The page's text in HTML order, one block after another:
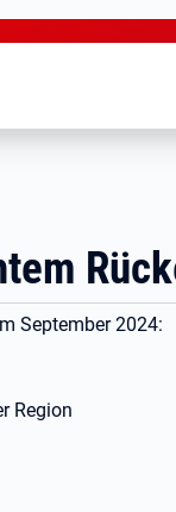
September 2024:
Region